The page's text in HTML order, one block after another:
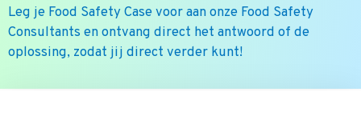
Leg je Food Safety Case voor aan onze Food Safety
Consultants en ontvang direct het antwoord of de
oplossing, zodat jij direct verder kunt!